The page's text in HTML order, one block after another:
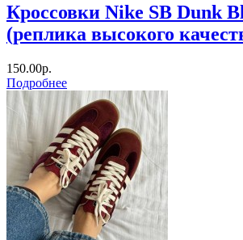
Кроссовки Nike SB Dunk
(реплика высокого
150.00р.
Подробнее